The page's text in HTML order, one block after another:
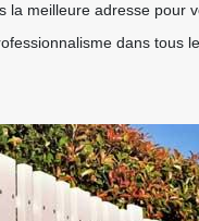
la meilleure adresse pour
dans tous